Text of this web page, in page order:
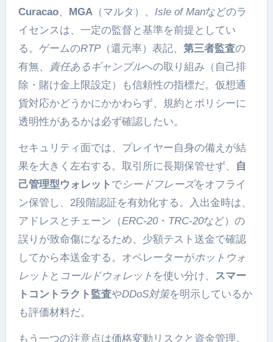
Curacao、 MGA（マルタ）、 Isle of Manなどのラ
イセンスは、一定の監督と基準を前提としてい
る。ゲームのRTP（還元率）表記、 第三者監査の
有無、
責任あるギャンブルへの取り組み（自己排
除・賭け金上限設定）も信頼性の指標だ。仮想通
貨対応かどうかにかかわらず、規約とポリシーに
透明性があるかは必ず確認したい。
セキュリティ面では、プレイヤー自身の備えが結
果を大きく左右する。取引所に長期保管せず、
自
己管理型ウォレット でシードフレーズをオフライ
ン保管し、2段階認証を有効化する。入出金時は、
アドレスとチェーン（ERC-20・ TRC-20など）の
誤りが致命傷になるため、少額テスト送金で確認
してから本送金する。オペレーターがホットウォ
レット と コールドウォレット を使い分け、 スマー
トコントラクト監査やDDoS対策を明示しているか
も評価材料だ。
もう一つの注意点は価格変動リスクと資金管理。